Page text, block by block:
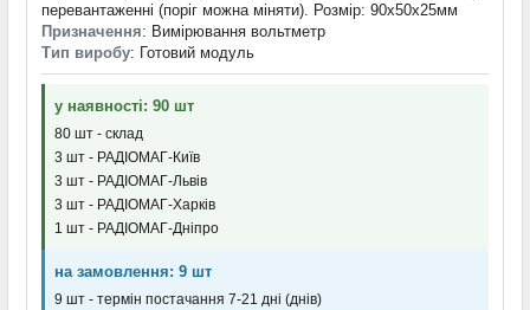
перевантаженні (поріг можна міняти). Розмір: 90x50x25мм
Призначення: Вимірювання вольтметр
Тип виробу: Готовий модуль
у наявності: 90 шт
80 шт - склад
3 шт - РАДІОМАГ-Київ
3 шт - РАДІОМАГ-Львів
3 шт - РАДІОМАГ-Харків
1 шт - РАДІОМАГ-Дніпро
на замовлення: 9 шт
9 шт - термін постачання 7-21 дні (днів)